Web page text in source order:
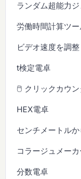
ランダム超能力
労働時間計算ツ
ビデオ速度を調整
t検定電卓
🖱️ クリックカウン
HEX電卓
センチメートル
コラージュメーカ
分数電卓